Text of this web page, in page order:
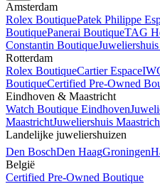
Amsterdam
Rolex BoutiquePatek Philippe
BoutiquePanerai BoutiqueTAG
Constantin Boutique
Rotterdam
Rolex BoutiqueCartier Espace
BoutiqueCertified Pre-Owned
Eindhoven & Maastricht
Watch Boutique Eindhoven
MaastrichtJuweliershuis
Landelijke juweliershuizen
Den BoschDen HaagGroningen
België
Certified Pre-Owned Boutique